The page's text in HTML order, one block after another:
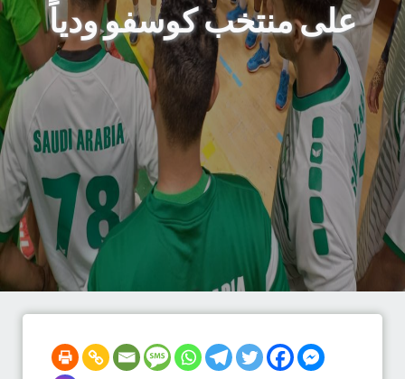
على منتخب كوسفو ودياً